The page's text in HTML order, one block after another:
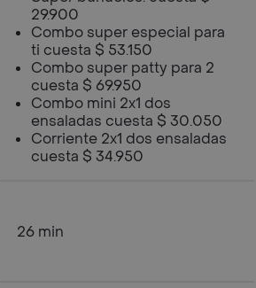
29.900
Combo super especial para
ti cuesta $ 53.150
Combo super patty para 2
cuesta $ 69.950
Combo mini 2x1 dos
ensaladas cuesta $ 30.050
Corriente 2x1 dos ensaladas
cuesta $ 34.950
26 min